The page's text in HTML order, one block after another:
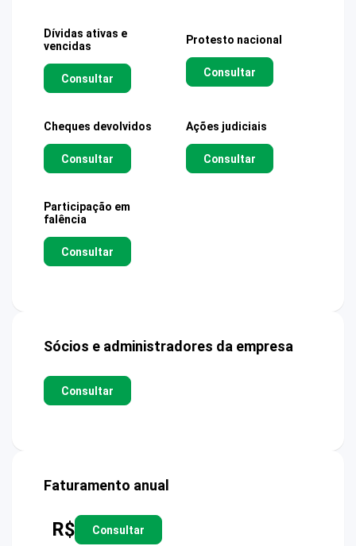
Dívidas ativas e
vencidas
Consultar
Protesto nacional
Consultar
Cheques devolvidos
Consultar
Ações judiciais
Consultar
Participação em
falência
Consultar
Sócios e administradores da empresa
Consultar
Faturamento anual
R$ Consultar